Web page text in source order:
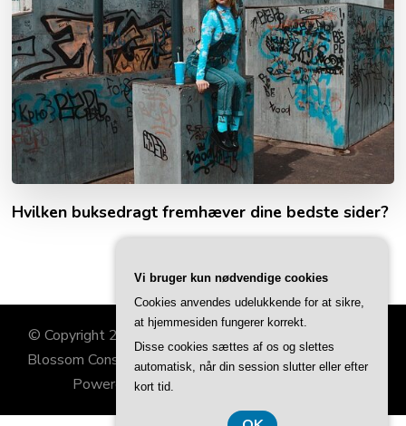
Hvilken buksedragt fremhæver dine bedste sider?
© Copyright 2026 Familiehjørnet . All Rights Reserved.
Blossom Consulting | Developed ByBlossom Themes
Powered byWordPress
Vi bruger kun nødvendige cookies
Cookies anvendes udelukkende for at sikre,
at hjemmesiden fungerer korrekt.
Disse cookies sættes af os og slettes
automatisk, når din session slutter eller efter
kort tid.